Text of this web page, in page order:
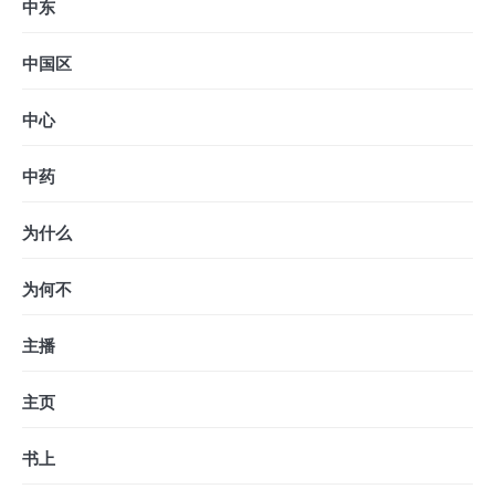
中东
中国区
中心
中药
为什么
为何不
主播
主页
书上